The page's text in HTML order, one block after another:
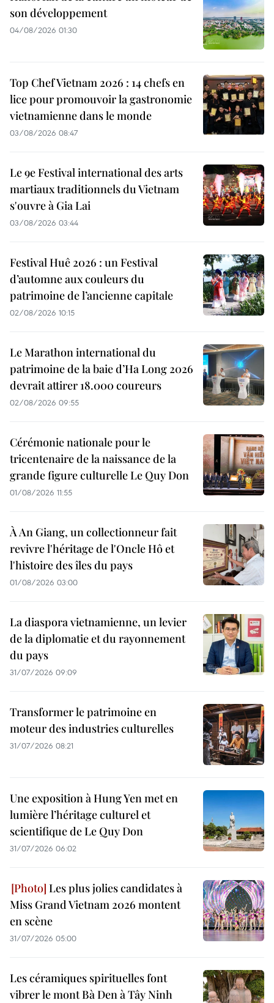
son développement
04/08/2026 01:30
Top Chef Vietnam 2026 : 14 chefs en
lice pour promouvoir la gastronomie
vietnamienne dans le monde
03/08/2026 08:47
Le 9e Festival international des arts
martiaux traditionnels du Vietnam
s'ouvre à Gia Lai
03/08/2026 03:44
Festival Huê 2026 : un Festival
d’automne aux couleurs du
patrimoine de l’ancienne capitale
02/08/2026 10:15
Le Marathon international du
patrimoine de la baie d’Ha Long 2026
devrait attirer 18.000 coureurs
02/08/2026 09:55
Cérémonie nationale pour le
tricentenaire de la naissance de la
grande figure culturelle Le Quy Don
01/08/2026 11:55
À An Giang, un collectionneur fait
revivre l'héritage de l'Oncle Hô et
l'histoire des îles du pays
01/08/2026 03:00
La diaspora vietnamienne, un levier
de la diplomatie et du rayonnement
du pays
31/07/2026 09:09
Transformer le patrimoine en
moteur des industries culturelles
31/07/2026 08:21
Une exposition à Hung Yen met en
lumière l’héritage culturel et
scientifique de Le Quy Don
31/07/2026 06:02
Les plus jolies candidates à
Miss Grand Vietnam 2026 montent
en scène
31/07/2026 05:00
Les céramiques spirituelles font
vibrer le mont Bà Den à Tây Ninh